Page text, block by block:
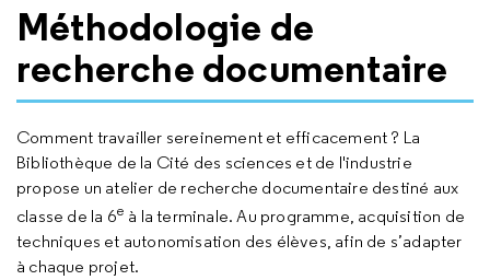
Méthodologie de
recherche documentaire
Comment travailler sereinement et efficacement ? La
Bibliothèque de la Cité des sciences et de l'industrie
propose un atelier de recherche documentaire destiné aux
classe de la 6e à la terminale. Au programme, acquisition de
techniques et autonomisation des élèves, afin de s’adapter
à chaque projet.